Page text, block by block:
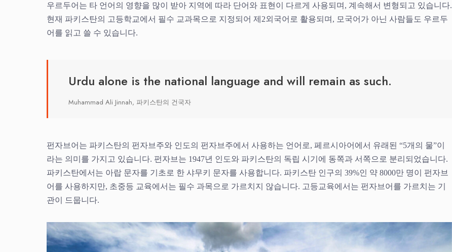
우르두어는 타 언어의 영향을 많이 받아 지역에 따라 단어와 표현이 다르게 사용되며, 계속해서 변형되고 있습니다.
현재 파키스탄의 고등학교에서 필수 교과목으로 지정되어 제2외국어로 활용되며, 모국어가 아닌 사람들도 우르두
어를 읽고 쓸 수 있습니다.
Urdu alone is the national language and will remain as such.
Muhammad Ali Jinnah, 파키스탄의 건국자
펀자브어는 파키스탄의 펀자브주와 인도의 펀자브주에서 사용하는 언어로, 페르시아어에서 유래된 “5개의 물”이
라는 의미를 가지고 있습니다. 펀자브는 1947년 인도와 파키스탄의 독립 시기에 동쪽과 서쪽으로 분리되었습니다.
파키스탄에서는 아랍 문자를 기초로 한 샤무키 문자를 사용합니다. 파키스탄 인구의 39%인 약 8000만 명이 펀자브
어를 사용하지만, 초중등 교육에서는 필수 과목으로 가르치지 않습니다. 고등교육에서는 펀자브어를 가르치는 기
관이 드뭅니다.